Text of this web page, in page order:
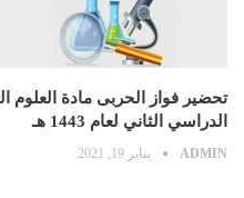
تحضير فواز الحربى مادة العلوم
الدراسي الثاني لعام 1443 هـ
ADMIN يناير 19, 2021